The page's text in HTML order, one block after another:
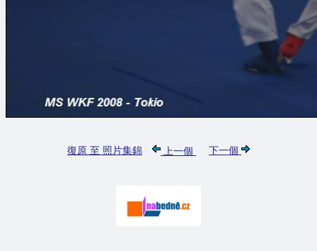
復原 至 照片集錦 上一個 下一個